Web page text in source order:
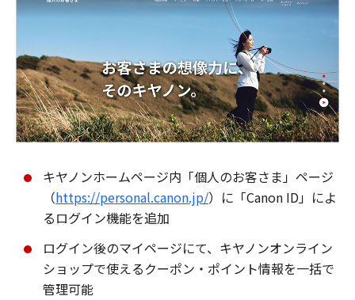
キヤノンホームページ内「個人のお客さま」ページ
（https://personal.canon.jp/）に「Canon ID」によ
るログイン機能を追加
ログイン後のマイページにて、キヤノンオンライン
ショップで使えるクーポン・ポイント情報を一括で
管理可能